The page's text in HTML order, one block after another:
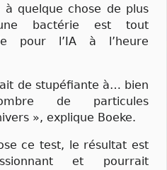
à quelque chose de plus
bactérie est tout
pour l’IA à l’heure
de stupéfiante à… bien
de particules
», explique Boeke.
ce test, le résultat est
et pourrait